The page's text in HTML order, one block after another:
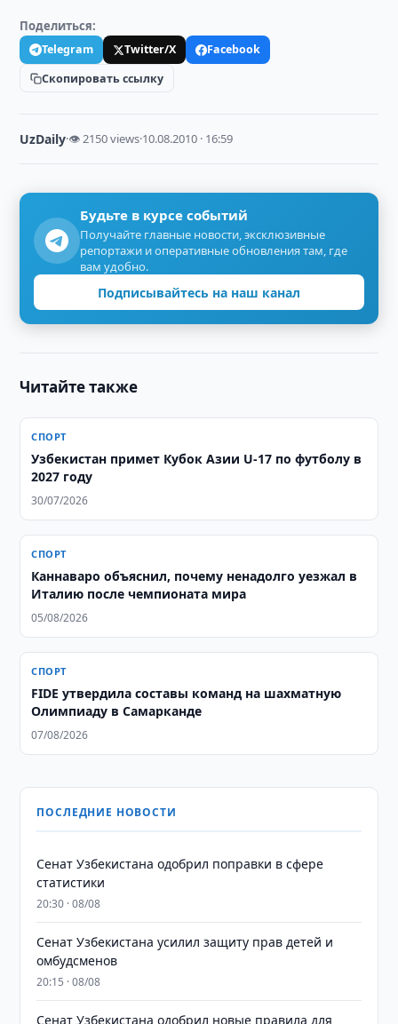
Поделиться:
Telegram Twitter/X
Facebook
Скопировать ссылку
UzDaily·👁 2150 views·10.08.2010 · 16:59
Будьте в курсе событий
Получайте главные новости, эксклюзивные
репортажи и оперативные обновления там, где
вам удобно.
Подписывайтесь на наш канал
Читайте также
СПОРТ
Узбекистан примет Кубок Азии U-17 по футболу в
2027 году
30/07/2026
СПОРТ
Каннаваро объяснил, почему ненадолго уезжал в
Италию после чемпионата мира
05/08/2026
СПОРТ
FIDE утвердила составы команд на шахматную
Олимпиаду в Самарканде
07/08/2026
ПОСЛЕДНИЕ НОВОСТИ
Сенат Узбекистана одобрил поправки в сфере
статистики
20:30 · 08/08
Сенат Узбекистана усилил защиту прав детей и
омбудсменов
20:15 · 08/08
Сенат Узбекистана одобрил новые правила для